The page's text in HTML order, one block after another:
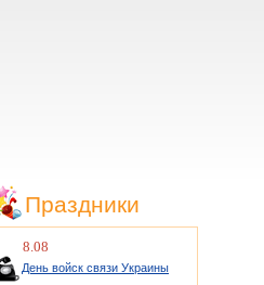
Праздники
8.08
День войск связи Украины